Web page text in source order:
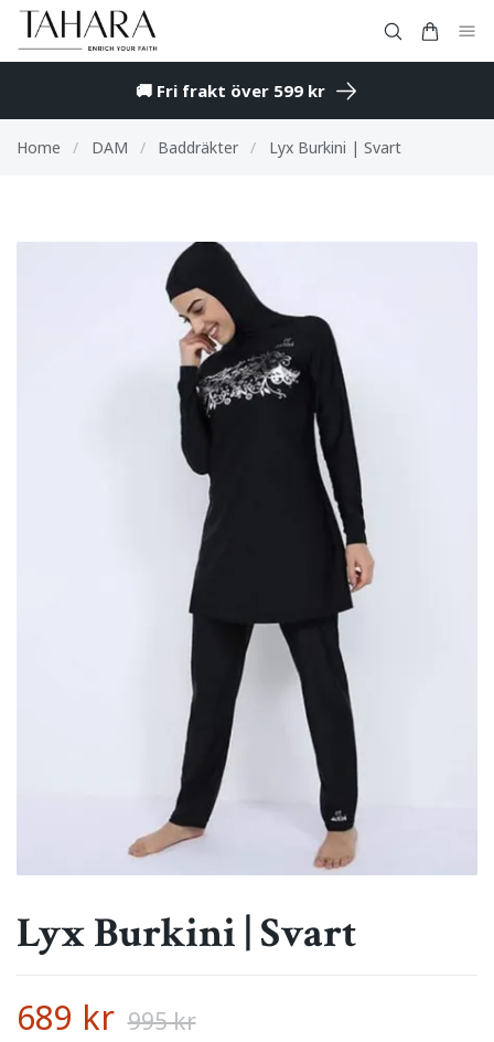
🚚 Fri frakt över 599 kr
Home / DAM / Baddräkter / Lyx Burkini | Svart
Lyx Burkini | Svart
689 kr 995 kr